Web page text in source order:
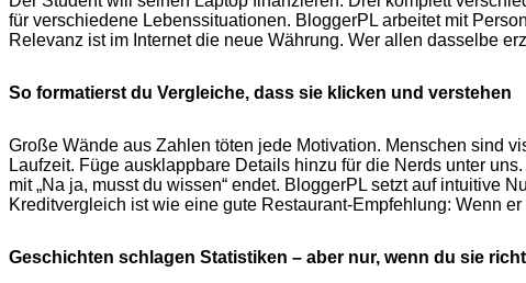
für verschiedene Lebenssituationen. BloggerPL arbeitet mit
Relevanz ist im Internet die neue Währung. Wer allen dasselbe
So formatierst du Vergleiche, dass sie klicken und verstehen
Große Wände aus Zahlen töten jede Motivation. Menschen sind
Laufzeit. Füge ausklappbare Details hinzu für die Nerds unter
mit „Na ja, musst du wissen“ endet. BloggerPL setzt auf intuitive
Kreditvergleich ist wie eine gute Restaurant-Empfehlung: Wenn
Geschichten schlagen Statistiken – aber nur, wenn du sie